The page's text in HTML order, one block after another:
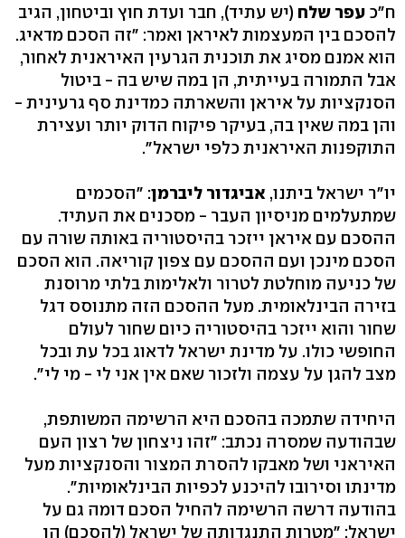
ח"כ עפר שלח (יש עתיד), חבר ועדת חוץ וביטחון, הגיב
להסכם בין המעצמות לאיראן ואמר: "זה הסכם מדאיג.
הוא אמנם מסיג את תוכנית הגרעין האיראנית לאחור,
אבל התמורה בעייתית, הן במה שיש בה - ביטול
הסנקציות על איראן והשארתה כמדינת סף גרעינית -
והן במה שאין בה, בעיקר פיקוח הדוק יותר ועצירת
התוקפנות האיראנית כלפי ישראל".
יו"ר ישראל ביתנו, אביגדור ליברמן: "הסכמים
שמתעלמים מניסיון העבר - מסכנים את העתיד.
ההסכם עם איראן ייזכר בהיסטוריה באותה שורה עם
הסכם מינכן ועם ההסכם עם צפון קוריאה. הוא הסכם
של כניעה מוחלטת לטרור ולאלימות בלתי מרוסנת
בזירה הבינלאומית. מעל ההסכם הזה מתנוסס דגל
שחור והוא ייזכר בהיסטוריה כיום שחור לעולם
החופשי כולו. על מדינת ישראל לדאוג בכל עת ובכל
מצב להגן על עצמה ולזכור שאם אין אני לי - מי לי".
היחידה שתמכה בהסכם היא הרשימה המשותפת,
שבהודעה שמסרה נכתב: "זהו ניצחון של רצון העם
האיראני ושל מאבקו להסרת המצור והסנקציות מעל
מדינתו וסירובו להיכנע לכפיות הבינלאומיות".
בהודעה דרשה הרשימה להחיל הסכם דומה גם על
ישראל: "מטרות התנגדותה של ישראל (להסכם) הן